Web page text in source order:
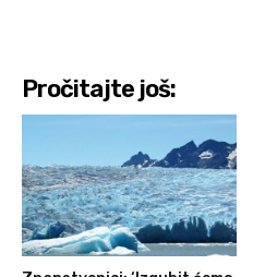
Pročitajte još: